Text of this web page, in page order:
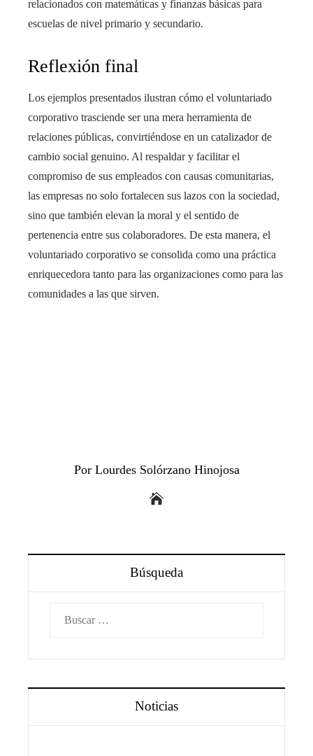
relacionados con matemáticas y finanzas básicas para
escuelas de nivel primario y secundario.
Reflexión final
Los ejemplos presentados ilustran cómo el voluntariado
corporativo trasciende ser una mera herramienta de
relaciones públicas, convirtiéndose en un catalizador de
cambio social genuino. Al respaldar y facilitar el
compromiso de sus empleados con causas comunitarias,
las empresas no solo fortalecen sus lazos con la sociedad,
sino que también elevan la moral y el sentido de
pertenencia entre sus colaboradores. De esta manera, el
voluntariado corporativo se consolida como una práctica
enriquecedora tanto para las organizaciones como para las
comunidades a las que sirven.
Por Lourdes Solórzano Hinojosa
Búsqueda
Noticias